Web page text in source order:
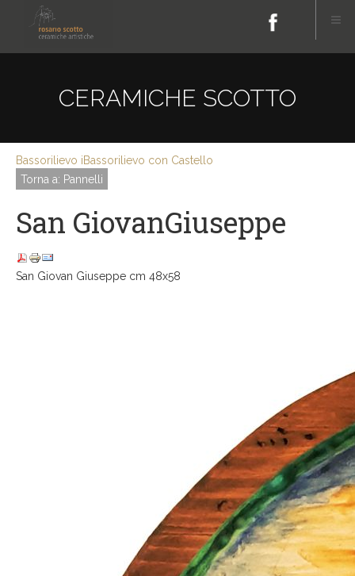
CERAMICHE SCOTTO
Bassorilievo iBassorilievo con Castello
Torna a: Pannelli
San GiovanGiuseppe
San Giovan Giuseppe cm 48x58